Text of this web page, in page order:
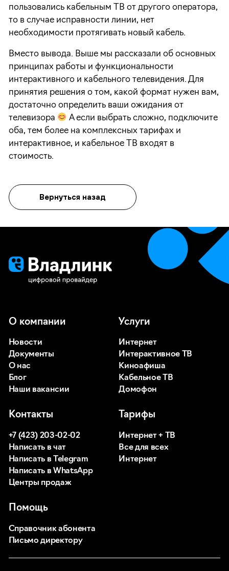
пользовались кабельным ТВ от другого оператора,
то в случае исправности линии, нет
необходимости протягивать новый кабель.
Вместо вывода. Выше мы рассказали об основных
принципах работы и функциональности
интерактивного и кабельного телевидения. Для
принятия решения о том, какой формат нужен вам,
достаточно определить ваши ожидания от
телевизора
А если выбрать сложно, подключите
оба, тем более на комплексных тарифах и
интерактивное, и кабельное ТВ входят в
стоимость.
Вернуться назад
О компании
Новости
Документы
О нас
Блог
Наши вакансии
Услуги
Интернет
Интерактивное ТВ
Киноафиша
Кабельное ТВ
Домофон
Помощь
Справочник абонента
Письмо директору
Тарифы
Интернет + ТВ
Все для всех
Интернет
Контакты
+7 (423) 203-02-02
Написать в чат
Написать в Telegram
Написать в WhatsApp
Центры продаж